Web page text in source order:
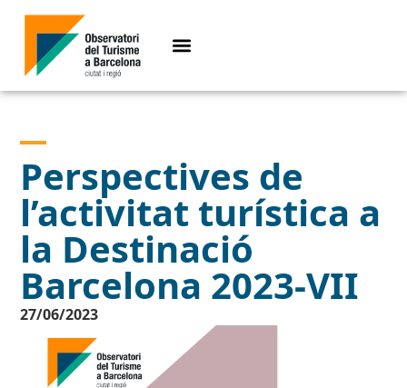
Perspectives de
l’activitat turística a
la Destinació
Barcelona 2023-VII
27/06/2023